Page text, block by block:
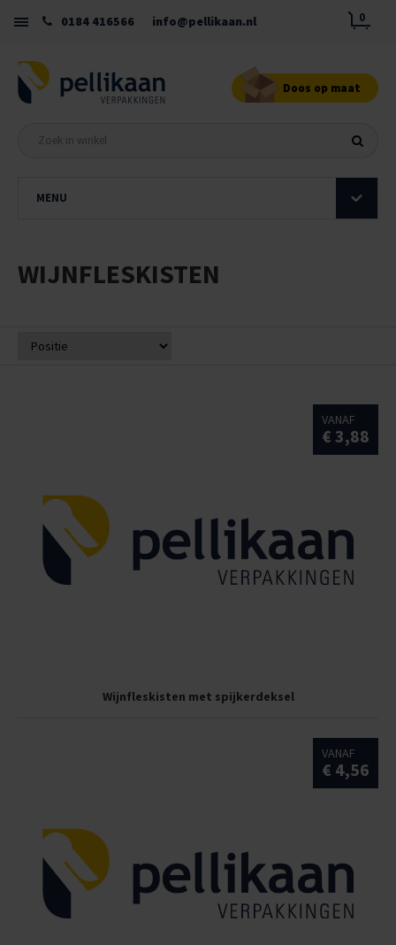
0184 416566 info@pellikaan.nl 0
Doos op maat
MENU
WIJNFLESKISTEN
Wijnfleskisten met spijkerdeksel
VANAF
€ 3,88
VANAF
€ 4,56